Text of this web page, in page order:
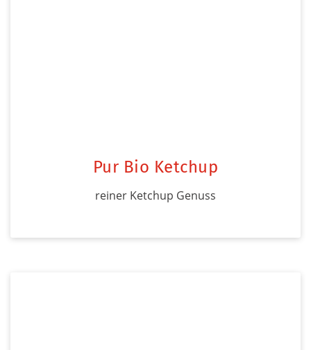
Pur Bio Ketchup
reiner Ketchup Genuss